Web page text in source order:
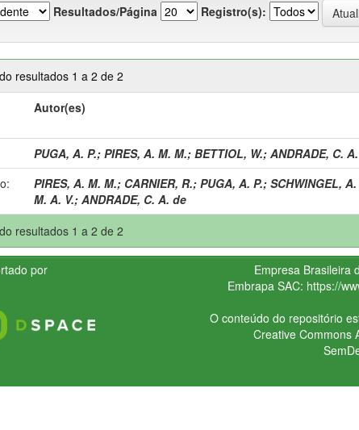
Resultados/Página Registro(s):
resultados 1 a 2 de 2
Autor(es)
PUGA, A. P.; PIRES, A. M. M.; BETTIOL, W.; ANDRADE, C.
PIRES, A. M. M.; CARNIER, R.; PUGA, A. P.; SCHWINGEL, A.
M. A. V.; ANDRADE, C. A. de
resultados 1 a 2 de 2
por
Empresa Brasileira
Embrapa SAC: https://
O conteúdo do repositório
Creative Commons